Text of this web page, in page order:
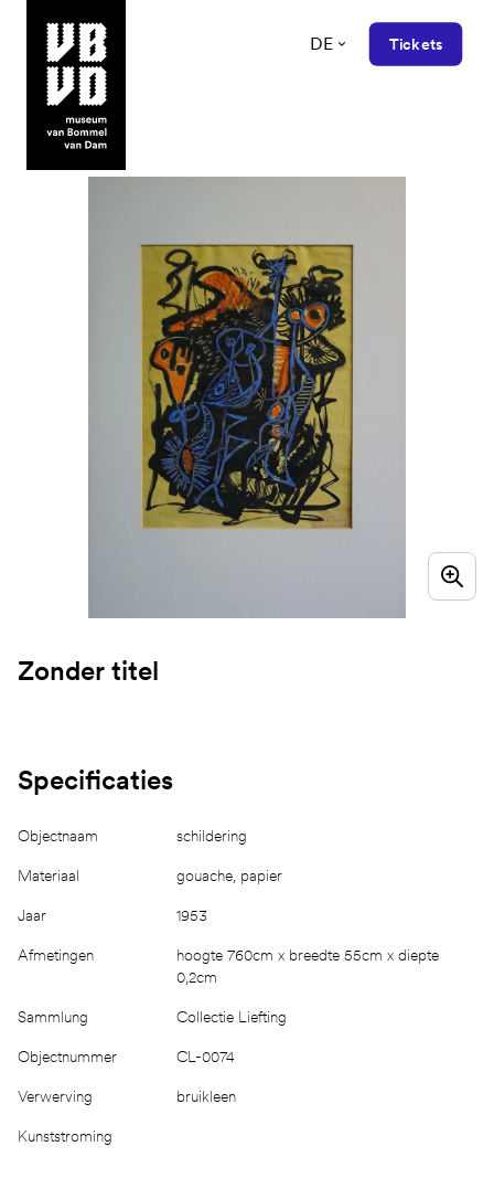
museum van Bommel van Dam
DE Tickets
Zonder titel
Specificaties
Objectnaam schildering
Materiaal gouache, papier
Jaar 1953
Afmetingen
hoogte 760cm x breedte 55cm x diepte
0,2cm
Sammlung Collectie Liefting
Objectnummer CL-0074
Verwerving bruikleen
Kunststroming